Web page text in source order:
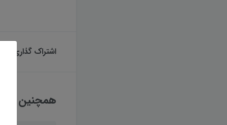
اشتراک گذاری
همچنین